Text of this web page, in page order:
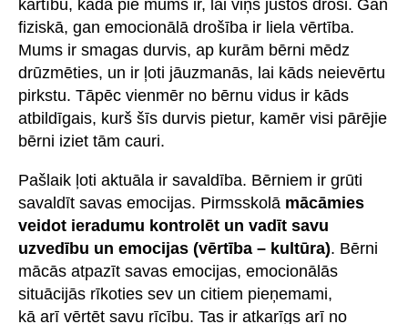
kārtību, kāda pie mums ir, lai viņš justos droši. Gan
fiziskā, gan emocionālā drošība ir liela vērtība.
Mums ir smagas durvis, ap kurām bērni mēdz
drūzmēties, un ir ļoti jāuzmanās, lai kāds neievērtu
pirkstu. Tāpēc vienmēr no bērnu vidus ir kāds
atbildīgais, kurš šīs durvis pietur, kamēr visi pārējie
bērni iziet tām cauri.
Pašlaik ļoti aktuāla ir savaldība. Bērniem ir grūti
savaldīt savas emocijas. Pirmsskolā mācāmies
veidot ieradumu kontrolēt un vadīt savu
uzvedību un emocijas (vērtība – kultūra). Bērni
mācās atpazīt savas emocijas, emocionālās
situācijās rīkoties sev un citiem pieņemami,
kā arī vērtēt savu rīcību. Tas ir atkarīgs arī no